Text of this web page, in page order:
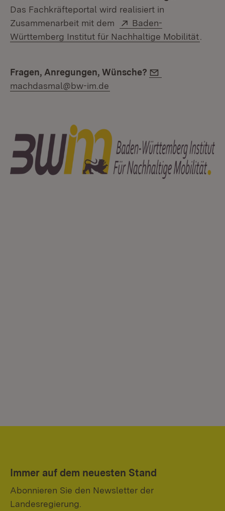
Das Fachkräfteportal wird realisiert in
Zusammenarbeit mit dem
Extern:
Baden-
Württemberg Institut für Nachhaltige Mobilität
Fragen, Anregungen, Wünsche?
machdasmal@bw-im.de
Immer auf dem neuesten Stand
Abonnieren Sie den Newsletter der
Landesregierung.